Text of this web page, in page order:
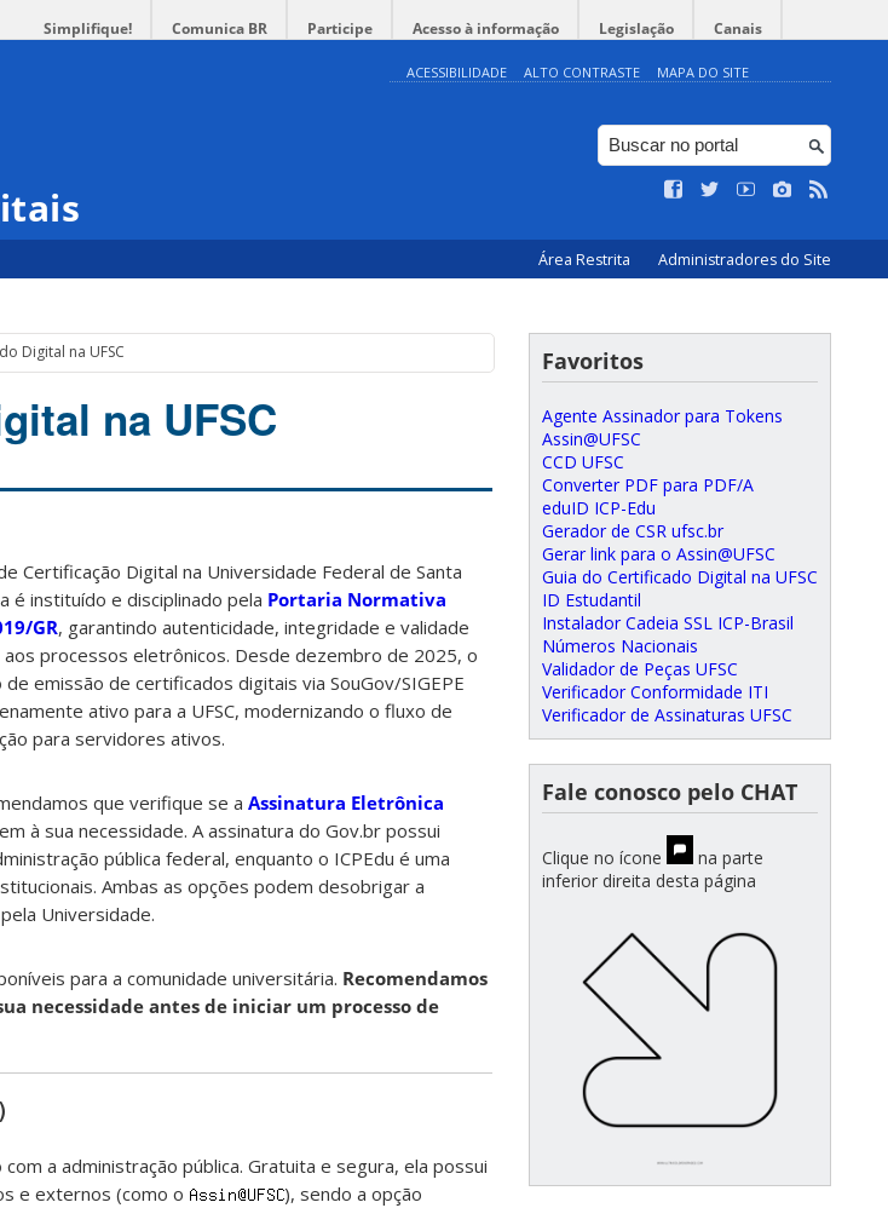
Simplifique! Comunica BR Participe Acesso à informação Legislação Canais
ACESSIBILIDADE ALTO CONTRASTE MAPA DO SITE
Área Restrita Administradores do Site
Digital na UFSC
na UFSC
Certificação Digital na Universidade Federal de Santa
é instituído e disciplinado pela Portaria Normativa
GR, garantindo autenticidade, integridade e validade
aos processos eletrônicos. Desde dezembro de 2025, o
de emissão de certificados digitais via SouGov/SIGEPE
ativo para a UFSC, modernizando o fluxo de
para servidores ativos.
que verifique se a Assinatura Eletrônica
à sua necessidade. A assinatura do Gov.br possui
pública federal, enquanto o ICPEdu é uma
Ambas as opções podem desobrigar a
Universidade.
para a comunidade universitária. Recomendamos
necessidade antes de iniciar um processo de
a administração pública. Gratuita e segura, ela possui
e externos (como o
), sendo a opção
Favoritos
Agente Assinador para Tokens
Assin@UFSC
CCD UFSC
Converter PDF para PDF/A
eduID ICP-Edu
Gerador de CSR ufsc.br
Gerar link para o Assin@UFSC
Guia do Certificado Digital na UFSC
ID Estudantil
Instalador Cadeia SSL ICP-Brasil
Números Nacionais
Validador de Peças UFSC
Verificador Conformidade ITI
Verificador de Assinaturas UFSC
Fale conosco pelo CHAT
Clique no ícone
na parte
inferior direita desta página